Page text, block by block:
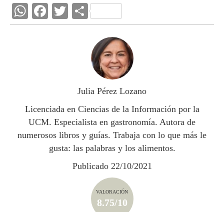
W
h
p
F
ac
k
T
w
C
o
m
p
ar
ti
r
Julia Pérez Lozano
Licenciada en Ciencias de la Información por la
UCM. Especialista en gastronomía. Autora de
numerosos libros y guías. Trabaja con lo que más le
gusta: las palabras y los alimentos.
Publicado 22/10/2021
VALORACIÓN
8.75/10